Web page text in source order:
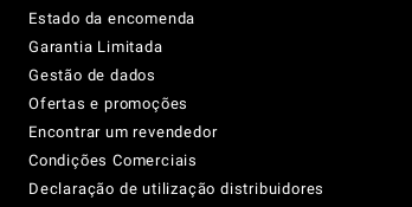
Estado da encomenda
Garantia Limitada
Gestão de dados
Ofertas e promoções
Encontrar um revendedor
Condições Comerciais
Declaração de utilização distribuidores